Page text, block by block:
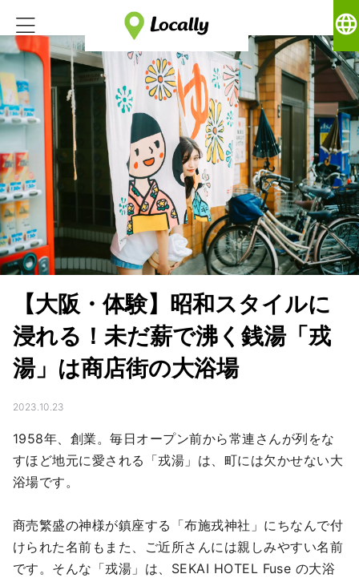
language
【大阪・体験】昭和スタイルに
浸れる！未だ薪で沸く銭湯「戎
湯」は商店街の大浴場
2023.10.23
1958年、創業。毎日オープン前から常連さんが列をな
すほど地元に愛される「戎湯」は、町には欠かせない大
浴場です。
商売繁盛の神様が鎮座する「布施戎神社」にちなんで付
けられた名前もまた、ご近所さんには親しみやすい名前
です。そんな「戎湯」は、SEKAI HOTEL Fuse の大浴